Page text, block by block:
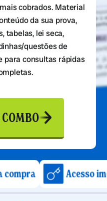
cobrados. Material
da sua prova,
tabelas, lei seca,
questões de
para consultas rápidas
Acesso imediato